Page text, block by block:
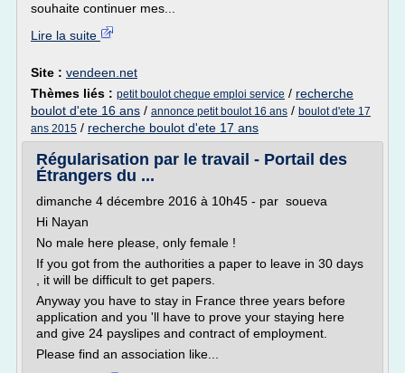
souhaite continuer mes...
Lire la suite
Site : vendeen.net
Thèmes liés : petit boulot cheque emploi service / recherche
boulot d'ete 16 ans / annonce petit boulot 16 ans / boulot d'ete 17
ans 2015 / recherche boulot d'ete 17 ans
Régularisation par le travail - Portail des
Étrangers du ...
dimanche 4 décembre 2016 à 10h45 - par soueva
Hi Nayan
No male here please, only female !
If you got from the authorities a paper to leave in 30 days
, it will be difficult to get papers.
Anyway you have to stay in France three years before
application and you 'll have to prove your staying here
and give 24 payslipes and contract of employment.
Please find an association like...